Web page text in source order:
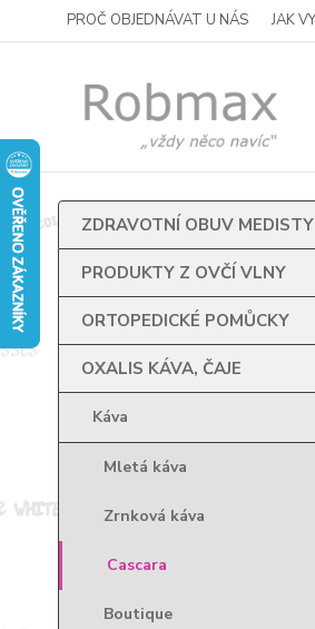
PROČ OBJEDNÁVAT U NÁS JAK
ZDRAVOTNÍ OBUV
PRODUKTY Z OVČÍ VLNY
ORTOPEDICKÉ POMŮCKY
OXALIS KÁVA, ČAJE
Káva
Mletá káva
Zrnková káva
Cascara
Boutique